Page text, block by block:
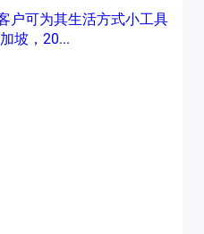
户可为其生活方式小工具
坡，20...